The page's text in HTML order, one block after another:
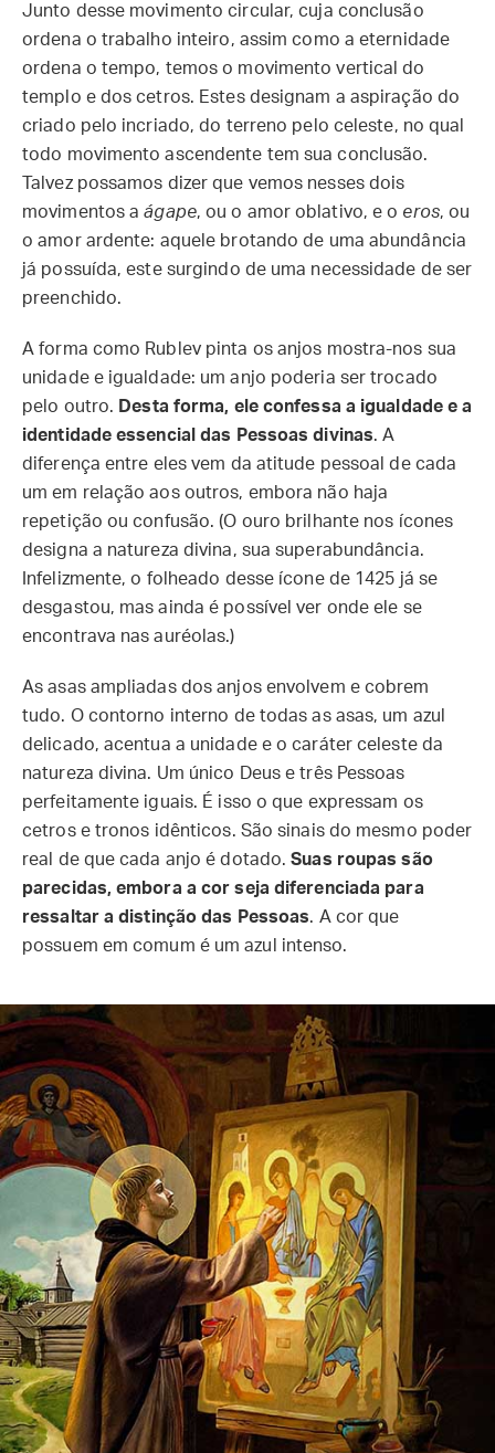
Junto desse movimento circular, cuja conclusão
ordena o trabalho inteiro, assim como a eternidade
ordena o tempo, temos o movimento vertical do
templo e dos cetros. Estes designam a aspiração do
criado pelo incriado, do terreno pelo celeste, no qual
todo movimento ascendente tem sua conclusão.
Talvez possamos dizer que vemos nesses dois
movimentos aágape, ou o amor oblativo, e o eros, ou
o amor ardente: aquele brotando de uma abundância
já possuída, este surgindo de uma necessidade de ser
preenchido.
A forma como Rublev pinta os anjos mostra-nos sua
unidade e igualdade: um anjo poderia ser trocado
pelo outro. Desta forma, ele confessa a igualdade e a
identidade essencial das Pessoas divinas. A
diferença entre eles vem da atitude pessoal de cada
um em relação aos outros, embora não haja
repetição ou confusão. (O ouro brilhante nos ícones
designa a natureza divina, sua superabundância.
Infelizmente, o folheado desse ícone de 1425 já se
desgastou, mas ainda é possível ver onde ele se
encontrava nas auréolas.)
As asas ampliadas dos anjos envolvem e cobrem
tudo. O contorno interno de todas as asas, um azul
delicado, acentua a unidade e o caráter celeste da
natureza divina. Um único Deus e três Pessoas
perfeitamente iguais. É isso o que expressam os
cetros e tronos idênticos. São sinais do mesmo poder
real de que cada anjo é dotado.Suas roupas são
parecidas, embora a cor seja diferenciada para
ressaltar a distinção das Pessoas. A cor que
possuem em comum é um azul intenso.